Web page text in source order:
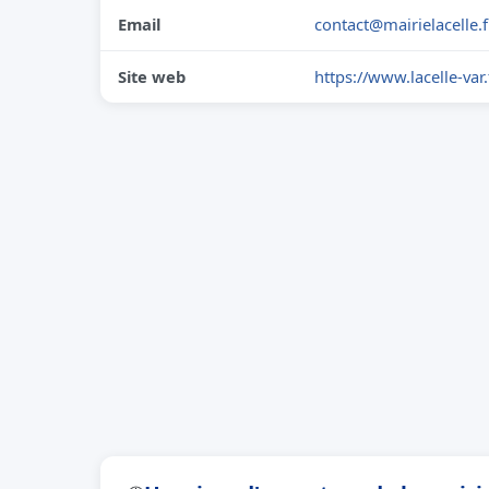
Email
Site web https://www.lacelle-